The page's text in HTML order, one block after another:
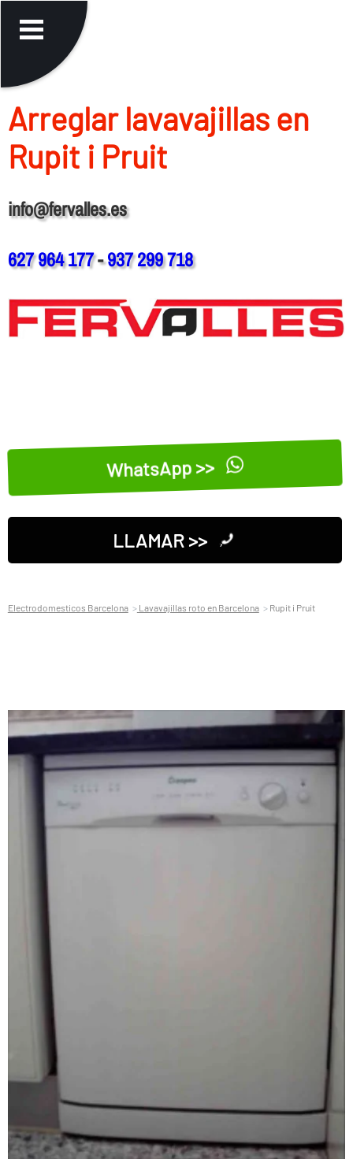
Arreglar lavavajillas en
Rupit i Pruit
info@fervalles.es
627 964 177-937 299 718
WhatsApp >>
LLAMAR >>
Electrodomesticos Barcelona Lavavajillas roto en Barcelona Rupit i Pruit